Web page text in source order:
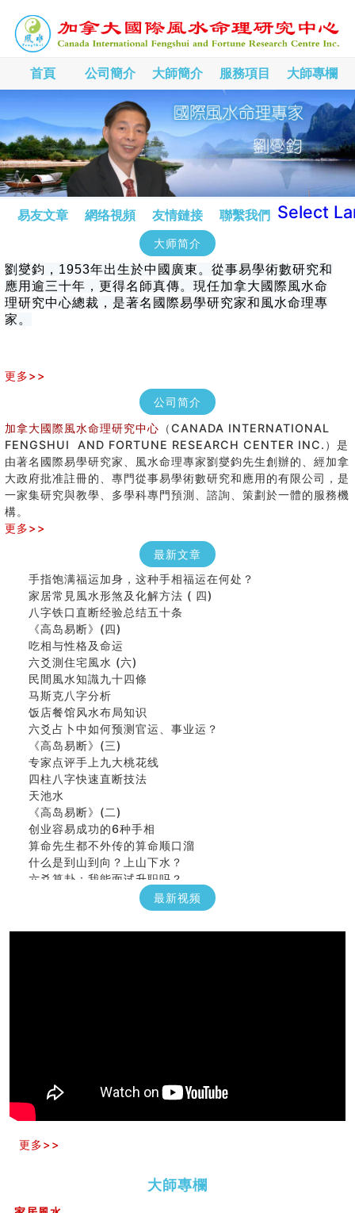
首頁 公司簡介 大師簡介 服務項目 大師專欄
易友文章 網络視頻 友情鏈接 聯繫我們 Select
大师简介
劉燮鈞，1953年出生於中國廣東。從事易學術數研究和
應用逾三十年，更得名師真傳。現任加拿大國際風水命
理研究中心總裁，是著名國際易學研究家和風水命理專
家。
更多>>
公司简介
加拿大國際風水命理研究中心 （CANADA INTERNATIONAL
FENGSHUI AND FORTUNE RESEARCH CENTER INC.）是
由著名國際易學研究家、風水命理專家劉燮鈞先生創辦的、經加拿
大政府批准註冊的、專門從事易學術數研究和應用的有限公司，是
一家集研究與教學、多學科專門預測、諮詢、策劃於一體的服務機
構。
更多>>
最新文章
女性起名的用字講究
香港巨富霍英東命造 (名人八字淺析十）
七夕节 我国唯一一个以女性为主角传统节日
商舖大門的風水原則 (下)
手指饱满福运加身，这种手相福运在何处？
家居常見風水形煞及化解方法 ( 四)
八字铁口直断经验总结五十条
《高岛易断》(四)
吃相与性格及命运
六爻測住宅風水 (六)
民間風水知識九十四條
马斯克八字分析
饭店餐馆风水布局知识
六爻占卜中如何预测官运、事业运？
《高岛易断》(三)
专家点评手上九大桃花线
四柱八字快速直断技法
天池水
《高岛易断》(二)
创业容易成功的6种手相
算命先生都不外传的算命顺口溜
什么是到山到向？上山下水？
六爻算卦：我能面试升职吗？
朱德總司命造 (名⼈⼋字淺析九）
口相與命運
六爻測住宅風水 (五)
一篇文章解答八字命理所有困惑
汽车风水
姓名字义玄机藏凶吉
四墓库真诠
最新视频
更多>>
大師專欄